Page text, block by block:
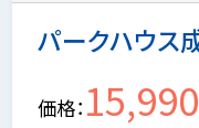
パークハウス
価格 15,990